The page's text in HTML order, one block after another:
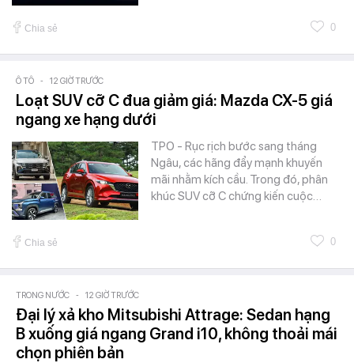
Chia sẻ 0
Ô TÔ - 12 GIỜ TRƯỚC
Loạt SUV cỡ C đua giảm giá: Mazda CX-5 giá
ngang xe hạng dưới
TPO - Rục rịch bước sang tháng
Ngâu, các hãng đẩy mạnh khuyến
mãi nhằm kích cầu. Trong đó, phân
khúc SUV cỡ C chứng kiến cuộc…
Chia sẻ 0
TRONG NƯỚC - 12 GIỜ TRƯỚC
Đại lý xả kho Mitsubishi Attrage: Sedan hạng
B xuống giá ngang Grand i10, không thoải mái
chọn phiên bản